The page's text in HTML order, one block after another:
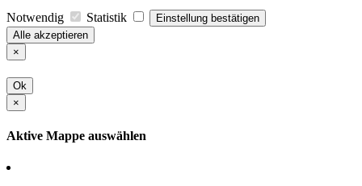
Notwendig Statistik
Einstellung bestätigen
Alle akzeptieren
×
Ok
×
Aktive Mappe auswählen